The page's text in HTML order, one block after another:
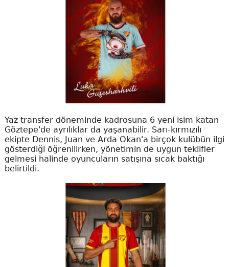
Yaz transfer döneminde kadrosuna 6 yeni isim katan
Göztepe'de ayrılıklar da yaşanabilir. Sarı-kırmızılı
ekipte Dennis, Juan ve Arda Okan'a birçok kulübün ilgi
gösterdiği öğrenilirken, yönetimin de uygun teklifler
gelmesi halinde oyuncuların satışına sıcak baktığı
belirtildi.